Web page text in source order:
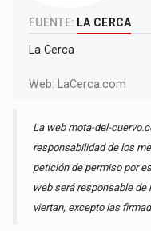
FUENTE: LA CERCA
La Cerca
Web: LaCerca.com
La web mota-del-
responsabilidad de los
petición de permiso por
web será responsable
viertan, excepto las